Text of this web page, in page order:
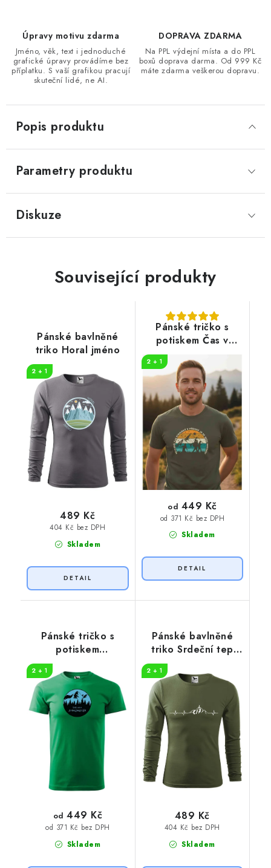
Úpravy motivu zdarma
Jméno, věk, text i jednoduché
grafické úpravy provádíme bez
příplatku. S vaší grafikou pracují
skuteční lidé, ne AI.
DOPRAVA ZDARMA
Na PPL výdejní místa a do PPL
boxů doprava darma. Od 999 Kč
máte zdarma veškerou dopravu.
Popis produktu
Parametry produktu
Diskuze
Související produkty
Pánské bavlněné
triko Horal jméno
2 + 1
Skladem
404 Kč bez DPH
489 Kč
Pánské tričko s
potiskem Čas v
2 + 1
Skladem
od 371 Kč bez DPH
od 449 Kč
Pánské tričko s
potiskem
Dobrodružství
2 + 1
Skladem
od 371 Kč bez DPH
od 449 Kč
Pánské bavlněné
triko Srdeční tep
2 + 1
Skladem
404 Kč bez DPH
489 Kč